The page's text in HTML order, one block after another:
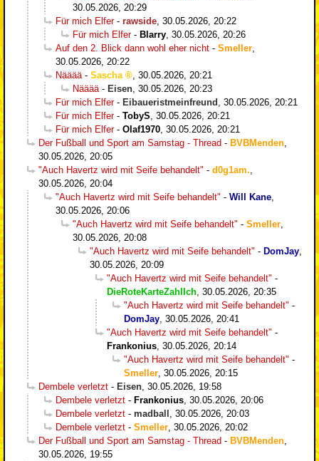
30.05.2026, 20:29
Für mich Elfer- rawside 30.05.2026, 20:22
Für mich Elfer- Blarry 30.05.2026, 20:26
Auf den 2. Blick dann wohl eher nicht - Smeller
30.05.2026, 20:22
Nääää - Sascha
30.05.2026, 20:21
Nääää - Eisen 30.05.2026, 20:23
Für mich Elfer- Eibaueristmeinfreund
30.05.2026, 20:21
Für mich Elfer- TobyS 30.05.2026, 20:21
Für mich Elfer- Olaf1970 30.05.2026, 20:21
Der Fußball und Sport am Samstag - Thread - BVBMenden
30.05.2026, 20:05
"Auch Havertz wird mit Seife behandelt" - d0g1am.
30.05.2026, 20:04
"Auch Havertz wird mit Seife behandelt" - Will Kane
30.05.2026, 20:06
"Auch Havertz wird mit Seife behandelt" - Smeller
30.05.2026, 20:08
"Auch Havertz wird mit Seife behandelt" - DomJay
30.05.2026, 20:09
"Auch Havertz wird mit Seife behandelt" -
DieRoteKarteZahlIch 30.05.2026, 20:35
"Auch Havertz wird mit Seife behandelt" -
DomJay 30.05.2026, 20:41
"Auch Havertz wird mit Seife behandelt" -
Frankonius 30.05.2026, 20:14
"Auch Havertz wird mit Seife behandelt" -
Smeller 30.05.2026, 20:15
Dembele verletzt - Eisen 30.05.2026, 19:58
Dembele verletzt - Frankonius 30.05.2026, 20:06
Dembele verletzt - madball
30.05.2026, 20:03
Dembele verletzt - Smeller 30.05.2026, 20:02
Der Fußball und Sport am Samstag - Thread - BVBMenden
30.05.2026, 19:55